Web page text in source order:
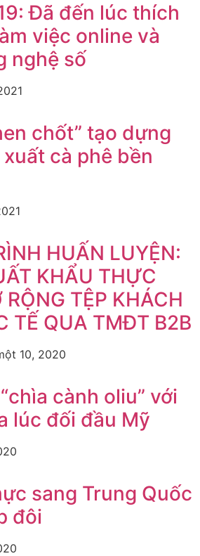
Đã đến lúc thích
việc online và
nghệ số
chốt” tạo dựng
cà phê bền
HUẤN LUYỆN:
KHẨU THỰC
TỆP KHÁCH
TẾ QUA TMĐT B2B
10, 2020
cành oliu” với
lúc đối đầu Mỹ
sang Trung Quốc
đôi